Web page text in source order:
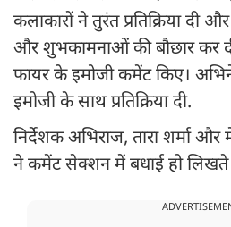
कलाकारों ने तुरंत प्रतिक्रिया दी
और शुभकामनाओं की बौछार कर
फायर के इमोजी कमेंट किए।
इमोजी के साथ प्रतिक्रिया दी.
निर्देशक अभिराज, तारा शर्मा और
ने कमेंट सेक्शन में बधाई हो लिखते